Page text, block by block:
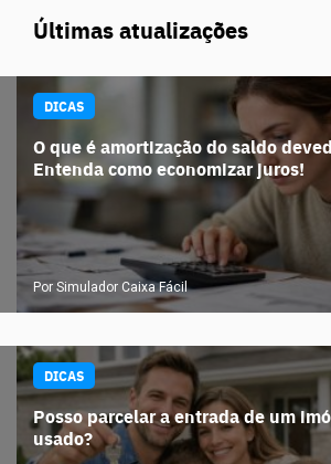
Últimas atualizações
DICAS
O que é amortização do saldo
Entenda como economizar juros!
Por Simulador Caixa Fácil
DICAS
Posso parcelar a entrada de um
usado?